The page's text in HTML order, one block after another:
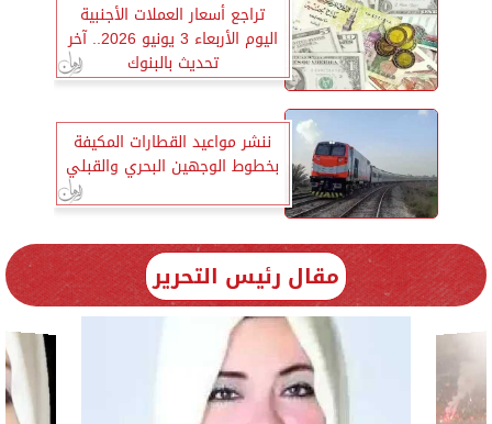
تراجع أسعار العملات الأجنبية
اليوم الأربعاء 3 يونيو 2026.. آخر
تحديث بالبنوك
ننشر مواعيد القطارات المكيفة
بخطوط الوجهين البحري والقبلي
مقال رئيس التحرير